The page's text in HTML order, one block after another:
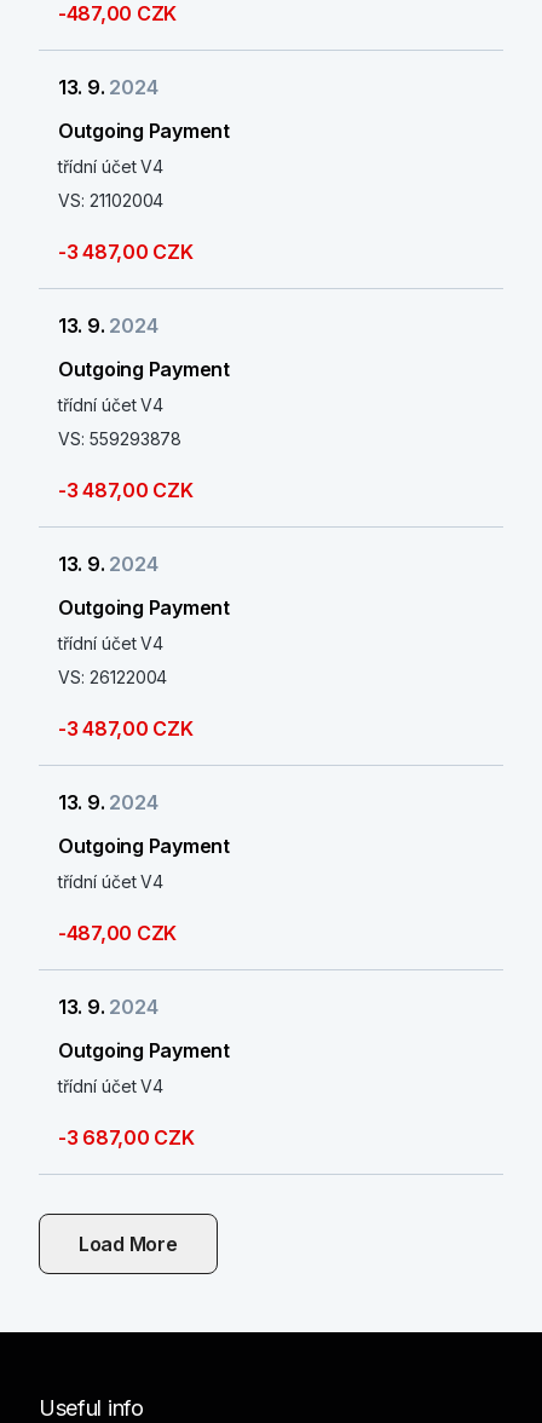
-487,00 CZK
13. 9. 2024
Outgoing Payment
třídní účet V4
VS: 21102004
-3 487,00 CZK
13. 9. 2024
Outgoing Payment
třídní účet V4
VS: 559293878
-3 487,00 CZK
13. 9. 2024
Outgoing Payment
třídní účet V4
VS: 26122004
-3 487,00 CZK
13. 9. 2024
Outgoing Payment
třídní účet V4
-487,00 CZK
13. 9. 2024
Outgoing Payment
třídní účet V4
-3 687,00 CZK
Load More
Useful info